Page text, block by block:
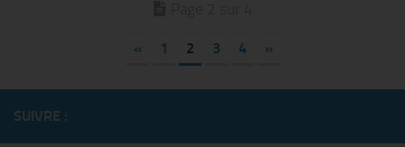
« 1 2 3 4 »
SUIVRE :